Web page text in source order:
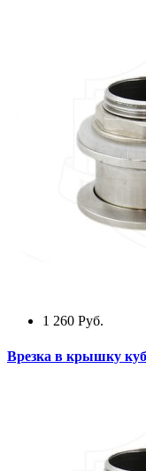
1 260 Руб.
Врезка в крышку